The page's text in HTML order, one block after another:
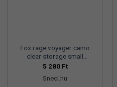
Fox rage voyager camo
clear storage small
15x15x6cm tárolótáska
5 280 Ft
Sneci.hu